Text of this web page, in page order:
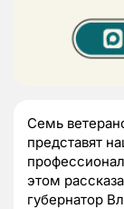
Семь
представят
этом
губернатор